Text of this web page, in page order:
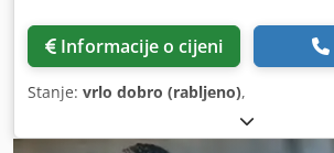
Informacije o cijeni
Stanje: vrlo dobro (rabljeno),